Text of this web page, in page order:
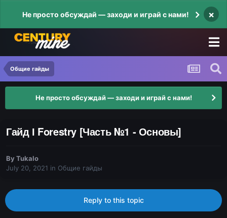
Не просто обсуждай — заходи и играй с нами! ×
Общие гайды
Не просто обсуждай — заходи и играй с нами!
Гайд І Forestry [Часть №1 - Основы]
ByTukalo
July 20, 2021 in Общие гайды
Reply to this topic